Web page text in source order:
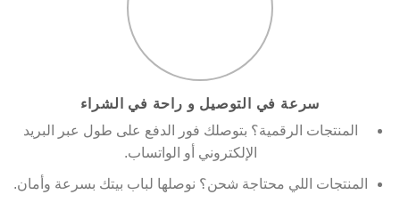
سرعة في التوصيل و راحة في الشراء
المنتجات الرقمية؟ بتوصلك فور الدفع على طول عبر البريد
الإلكتروني أو الواتساب.
المنتجات اللي محتاجة شحن؟ نوصلها لباب بيتك بسرعة وأمان.